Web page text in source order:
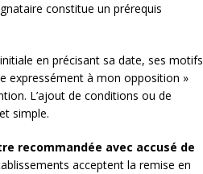
constitue un prérequis
en précisant sa date, ses motifs
expressément à mon opposition »
L’ajout de conditions ou de
simple.
recommandée avec accusé de
acceptent la remise en